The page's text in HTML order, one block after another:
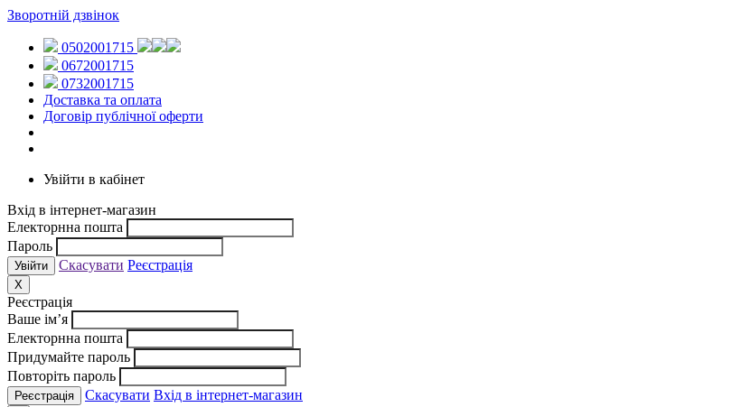
Зворотній дзвінок
0502001715
0672001715
0732001715
Доставка та оплата
Договір публічної оферти
Увійти в кабінет
Вхід в інтернет-магазин
Електорнна пошта
Пароль
Скасувати Реєстрація
X
Реєстрація
Ваше ім’я
Електорнна пошта
Придумайте пароль
Повторіть пароль
Скасувати Вхід в інтернет-магазин